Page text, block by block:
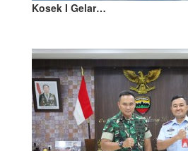
Kosek I Gelar…